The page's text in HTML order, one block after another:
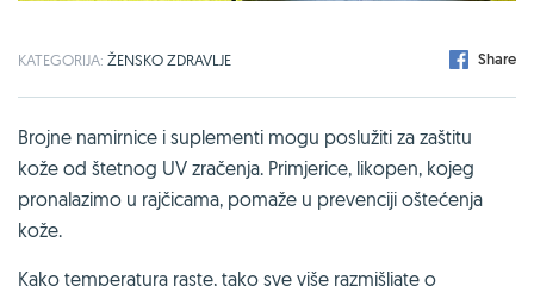
KATEGORIJA: ŽENSKO ZDRAVLJE Share
Brojne namirnice i suplementi mogu poslužiti za zaštitu
kože od štetnog UV zračenja. Primjerice, likopen, kojeg
pronalazimo u rajčicama, pomaže u prevenciji oštećenja
kože.
Kako temperatura raste, tako sve više razmišljate o